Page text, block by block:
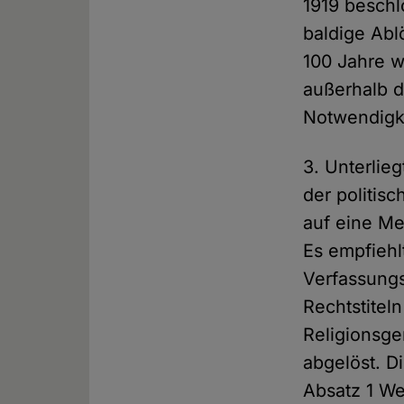
1919
baldige
100 Jahre
außerhalb
3.
der
auf eine
Es
abgelöst.
Absatz 1